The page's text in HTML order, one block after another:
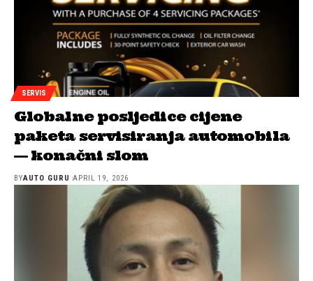
SERVIS
Globalne posljedice cijene
paketa servisiranja automobila
— konačni slom
BYAUTO GURU APRIL 19, 2026